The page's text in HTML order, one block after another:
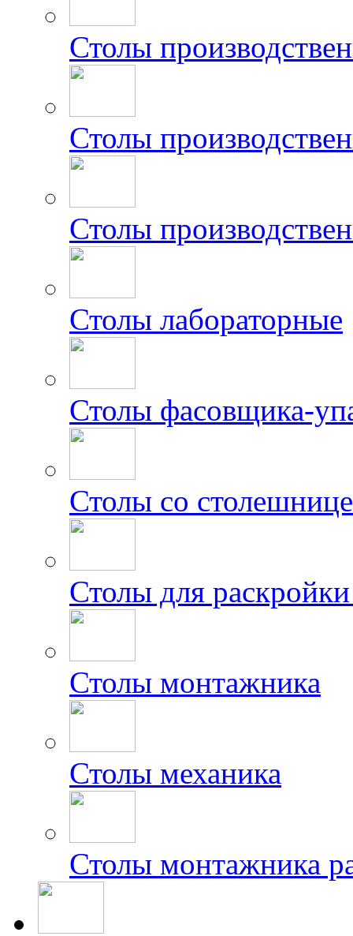
Столы
Столы
Столы
Столы лабораторные
Столы фасовщика-
Столы со
Столы для раскройки
Столы монтажника
Столы механика
Столы монтажника